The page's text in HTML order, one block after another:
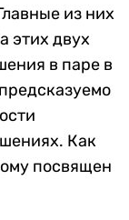
из них
этих двух
в паре в
Как
посвящен